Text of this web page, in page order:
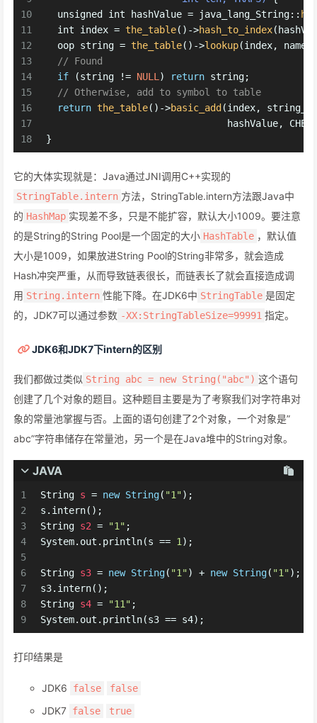
10
11
12
13
14
15
16
17
18
unsigned
int hashValue = java_lang_String::
int index = the_table()->hash_to_index
  oop string =
the_table()->lookup(index,
// Found
if (string != NULL) return string;
// Otherwise, add to symbol to table
return the_table()->basic_add (index,
hashValue,
}
它的大体实现就是：Java通过JNI调用C++实现的
StringTable.intern 方法，StringTable.intern方法跟Java中
的 HashMap 实现差不多，只是不能扩容，默认大小1009。要注意
的是String的String Pool是一个固定的大小 HashTable ，默认值
大小是1009，如果放进String Pool的String非常多，就会造成
Hash冲突严重，从而导致链表很长，而链表长了就会直接造成调
用 String.intern 性能下降。在JDK6中 StringTable 是固定
的，JDK7可以通过参数 -XX:StringTableSize=99991 指定。
JDK6和JDK7下intern的区别
我们都做过类似 String abc = new String("abc") 这个语句
创建了几个对象的题目。这种题目主要是为了考察我们对字符串对
象的常量池掌握与否。上面的语句创建了2个对象，一个对象是”
abc”字符串储存在常量池，另一个是在Java堆中的String对象。
JAVA
1
2
3
4
5
6
7
8
9
String s = new String( "1");
s.intern();
String s2 = "1" ;
System.out.println(s == 1);
String s3 = new String( "1") + new String( "1");
s3.intern();
String s4 = "11" ;
System.out.println(s3 == s4);
打印结果是
JDK6 false false
JDK7 false true